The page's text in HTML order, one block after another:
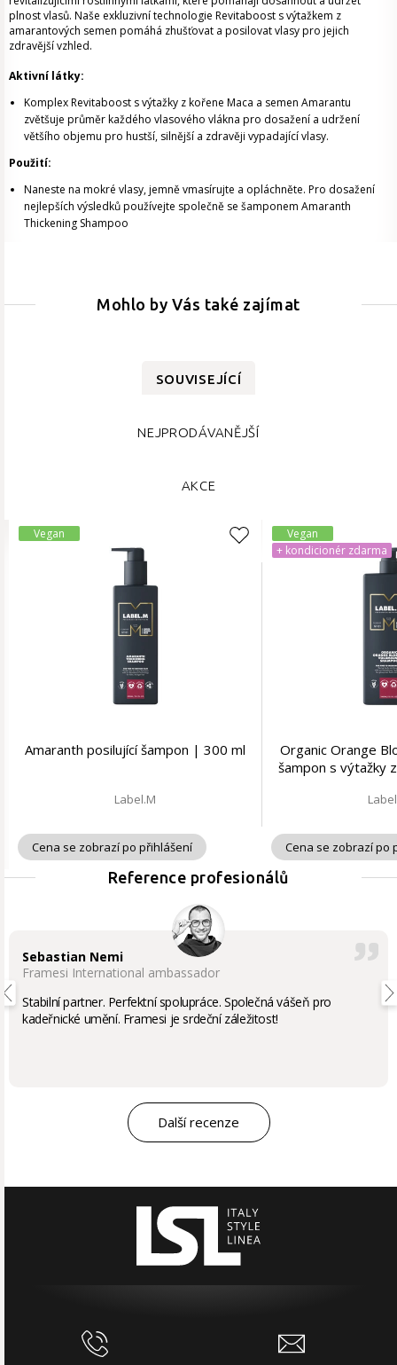
plnost vlasů. Naše exkluzivní technologie Revitaboost s výtažkem z
amarantových semen pomáhá zhušťovat a posilovat vlasy pro jejich
zdravější vzhled.
Aktivní látky:
Komplex Revitaboost s výtažky z kořene Maca a semen Amarantu
zvětšuje průměr každého vlasového vlákna pro dosažení a udržení
většího objemu pro hustší, silnější a zdravěji vypadající vlasy.
Použití:
Naneste na mokré vlasy, jemně vmasírujte a opláchněte. Pro dosažení
nejlepších výsledků používejte společně se šamponem Amaranth
Thickening Shampoo
Mohlo by Vás také zajímat
SOUVISEJÍCÍ
NEJPRODÁVANĚJŠÍ
AKCE
Vegan
Amaranth posilující šampon | 300 ml
Label.M
Cena se zobrazí po přihlášení
Vegan
+ kondicionér zdarma
Organic Orange
šampon s výtažky
Cena se zobrazí po
Reference profesionálů
Sebastian Nemi
Framesi International ambassador
Stabilní partner. Perfektní spolupráce. Společná vášeň pro
kadeřnické umění. Framesi je srdeční záležitost!
Další recenze